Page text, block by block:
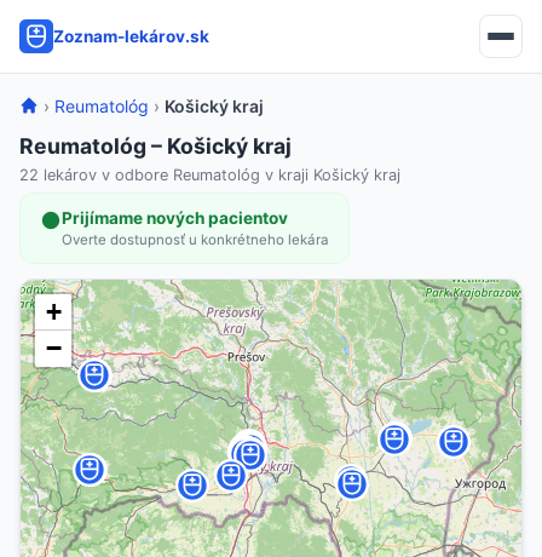
Zoznam-lekárov.sk
› Reumatológ › Košický kraj
Reumatológ – Košický kraj
22 lekárov v odbore Reumatológ v kraji Košický kraj
Prijímame nových pacientov
Overte dostupnosť u konkrétneho lekára
+
−